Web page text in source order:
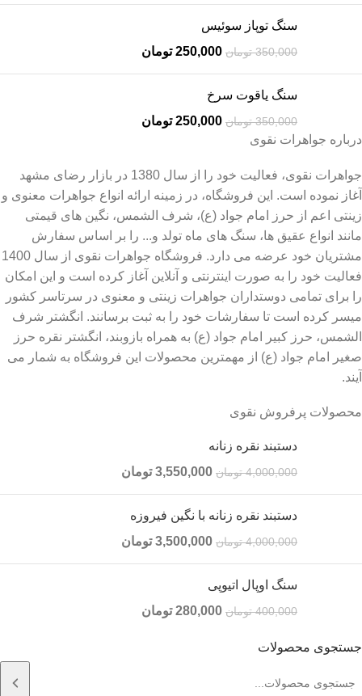
سنگ توپاز سوئیس
350,000 تومان 250,000 تومان
سنگ یاقوت سرخ
350,000 تومان 250,000 تومان
درباره جواهرات نقوی
جواهرات نقوی، فعالیت خود را از سال 1380 در بازار رضای مشهد
آغاز نموده است. این فروشگاه، در زمینه ارائه انواع جواهرات معنوی و
زینتی اعم از حرز امام جواد (ع)، شرف الشمس، نگین های قیمتی
مانند انواع عقیق ها، سنگ های ماه تولد و... را بر اساس سفارش
مشتریان خود عرضه می دارد. فروشگاه جواهرات نقوی از سال 1400
فعالیت خود را به صورت اینترنتی و آنلاین آغاز کرده است و این امکان
را برای تمامی دوستداران جواهرات زینتی و معنوی در سرتاسر کشور
میسر کرده است تا سفارشات خود را به ثبت برسانند. انگشتر شرف
الشمس، حرز کبیر امام جواد (ع) به همراه بازوبند، انگشتر نقره حرز
صغیر امام جواد (ع) از مهمترین محصولات این فروشگاه به شمار می
آیند.
محصولات پرفروش نقوی
دستبند نقره زنانه
4,000,000 تومان 3,550,000 تومان
دستبند نقره زنانه با نگین فیروزه
4,000,000 تومان 3,500,000 تومان
سنگ اوپال اتیوپی
400,000 تومان 280,000 تومان
جستجوی محصولات